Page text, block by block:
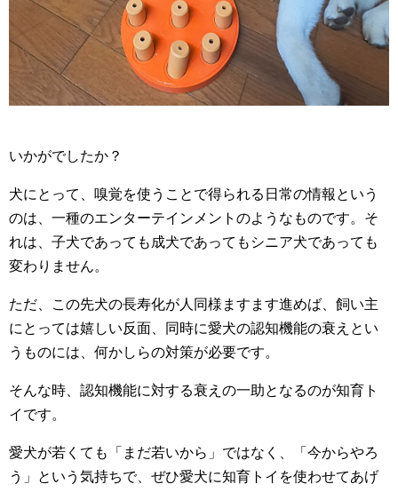
いかがでしたか？
犬にとって、嗅覚を使うことで得られる日常の情報という
のは、一種のエンターテインメントのようなものです。そ
れは、子犬であっても成犬であってもシニア犬であっても
変わりません。
ただ、この先犬の長寿化が人同様ますます進めば、飼い主
にとっては嬉しい反面、同時に愛犬の認知機能の衰えとい
うものには、何かしらの対策が必要です。
そんな時、認知機能に対する衰えの一助となるのが知育ト
イです。
愛犬が若くても「まだ若いから」ではなく、「今からやろ
う」という気持ちで、ぜひ愛犬に知育トイを使わせてあげ